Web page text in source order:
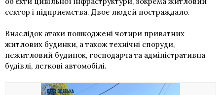
сектор і підприємства. Двоє людей постраждало.
Внаслідок атаки пошкоджені чотири приватних
житлових будинки, а також технічні споруди,
нежитловий будинок, господарча та адміністративна
будівлі, легкові автомобілі.